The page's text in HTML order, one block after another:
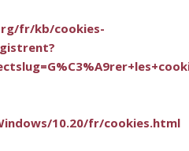
fr/kb/cookies-
10.20/fr/cookies.html